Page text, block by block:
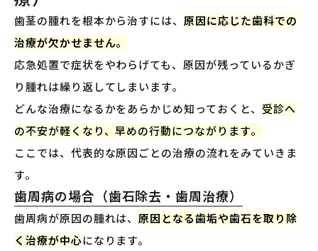
歯茎の腫れを根本から治すには、原因に応じた歯科での
治療が欠かせません。
応急処置で症状をやわらげても、原因が残っているかぎ
り腫れは繰り返してしまいます。
どんな治療になるかをあらかじめ知っておくと、 受診へ
の不安が軽くなり、早めの行動につながります。
ここでは、代表的な原因ごとの治療の流れをみていきま
す。
歯周病の場合（歯石除去・歯周治療）
歯周病が原因の腫れは、原因となる歯垢や歯石を取り除
く治療が中心になります。